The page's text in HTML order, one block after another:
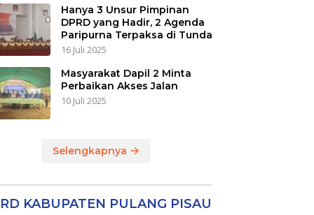
Hanya 3 Unsur Pimpinan
DPRD yang Hadir, 2 Agenda
Paripurna Terpaksa di Tunda
16 Juli 2025
Masyarakat Dapil 2 Minta
Perbaikan Akses Jalan
10 Juli 2025
Selengkapnya
KABUPATEN PULANG PISAU